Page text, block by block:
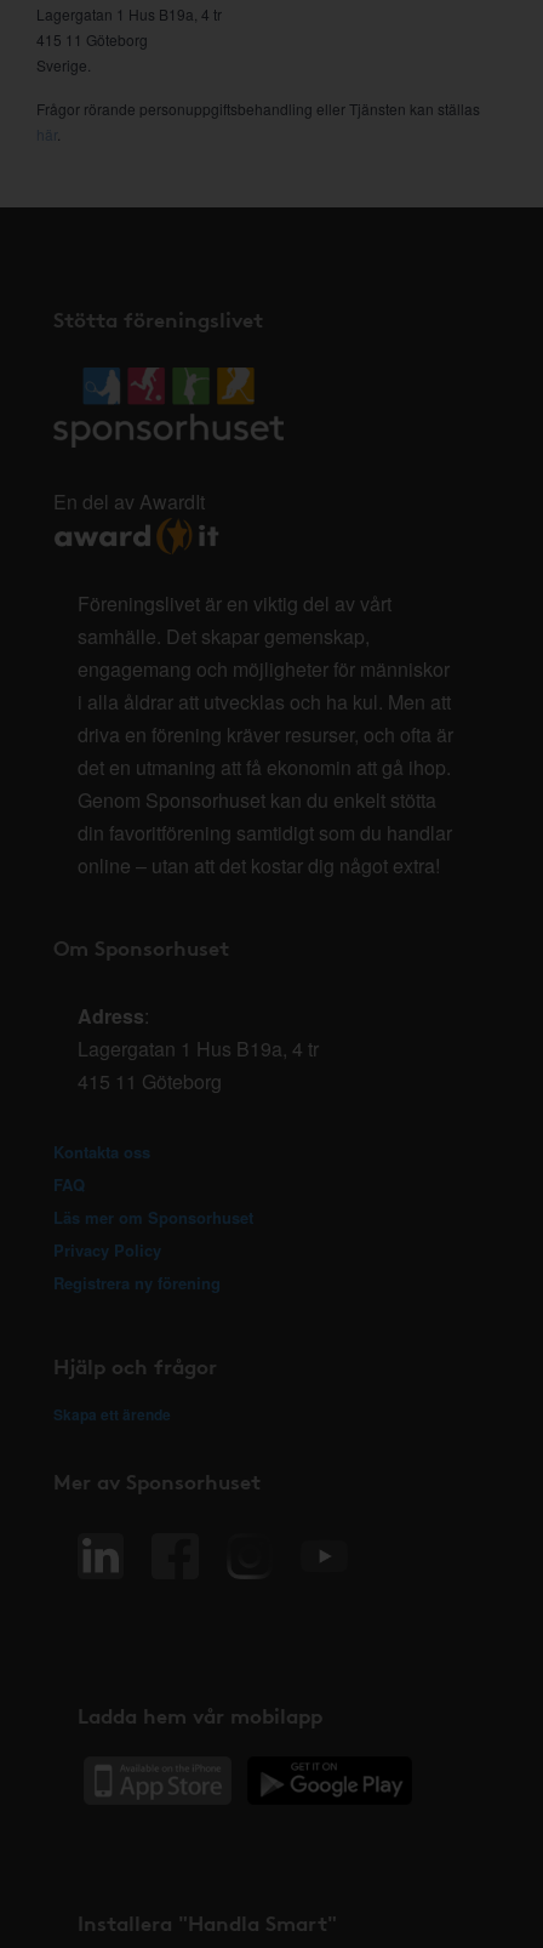
Lagergatan 1 Hus B19a, 4 tr
415 11 Göteborg
Sverige.
Frågor rörande personuppgiftsbehandling eller Tjänsten kan ställas
här
Stötta föreningslivet
En del av AwardIt
Föreningslivet är en viktig del av vårt
samhälle. Det skapar gemenskap,
engagemang och möjligheter för människor
i alla åldrar att utvecklas och ha kul. Men att
driva en förening kräver resurser, och ofta är
det en utmaning att få ekonomin att gå ihop.
Genom Sponsorhuset kan du enkelt stötta
din favoritförening samtidigt som du handlar
online – utan att det kostar dig något extra!
Om Sponsorhuset
Adress:
Lagergatan 1 Hus B19a, 4 tr
415 11 Göteborg
Kontakta oss
FAQ
Läs mer om Sponsorhuset
Privacy Policy
Registrera ny förening
Hjälp och frågor
Skapa ett ärende
Mer av Sponsorhuset
Ladda hem vår mobilapp
Installera "Handla Smart"